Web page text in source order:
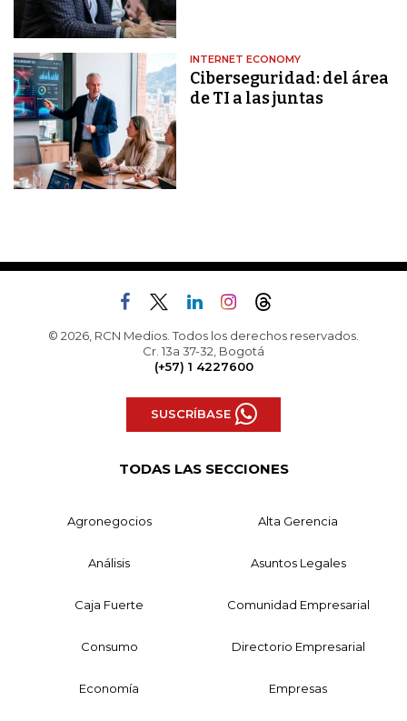
INTERNET ECONOMY
Ciberseguridad: del área
de TI a las juntas
© 2026, RCN Medios. Todos los derechos reservados.
Cr. 13a 37-32, Bogotá
(+57) 1 4227600
SUSCRÍBASE
TODAS LAS SECCIONES
Agronegocios Alta Gerencia
Análisis Asuntos Legales
Caja Fuerte Comunidad Empresarial
Consumo Directorio Empresarial
Economía Empresas